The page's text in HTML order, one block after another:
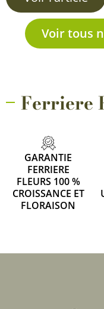
Voir tous
Ferriere
GARANTIE
FERRIERE
FLEURS 100 %
CROISSANCE ET
FLORAISON